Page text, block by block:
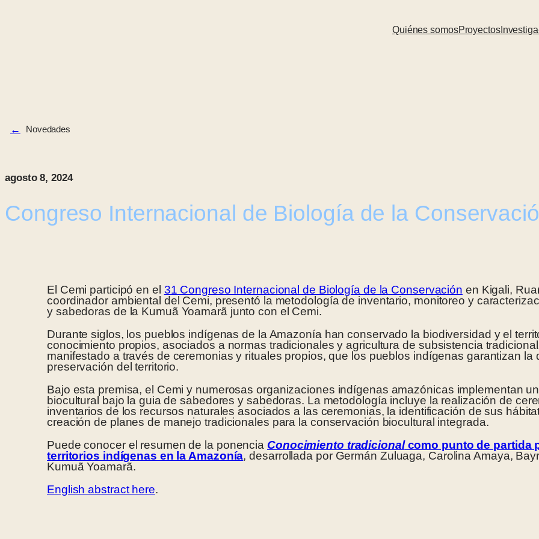
Quiénes somosProyectos
← Novedades
agosto 8, 2024
Congreso Internacional de Biología de la
El Cemi participó en el 31 Congreso Internacional de Biología de la Conservación en Kigali,
coordinador ambiental del Cemi, presentó la metodología de inventario, monitoreo y
y sabedoras de la Kumuã Yoamarã junto con el Cemi.
Durante siglos, los pueblos indígenas de la Amazonía han conservado la biodiversidad y el
conocimiento propios, asociados a normas tradicionales y agricultura de subsistencia
manifestado a través de ceremonias y rituales propios, que los pueblos indígenas garantizan
preservación del territorio.
Bajo esta premisa, el Cemi y numerosas organizaciones indígenas amazónicas implementan
biocultural bajo la guia de sabedores y sabedoras. La metodología incluye la realización de
inventarios de los recursos naturales asociados a las ceremonias, la identificación de sus
creación de planes de manejo tradicionales para la conservación biocultural integrada.
Puede conocer el resumen de la ponencia Conocimiento tradicionalcomo punto de partida
territorios indígenas en la Amazonía, desarrollada por Germán Zuluaga, Carolina Amaya,
Kumuã Yoamarã.
English abstract here.